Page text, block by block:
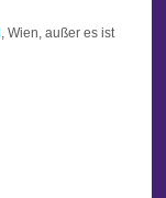
, Wien, außer es ist